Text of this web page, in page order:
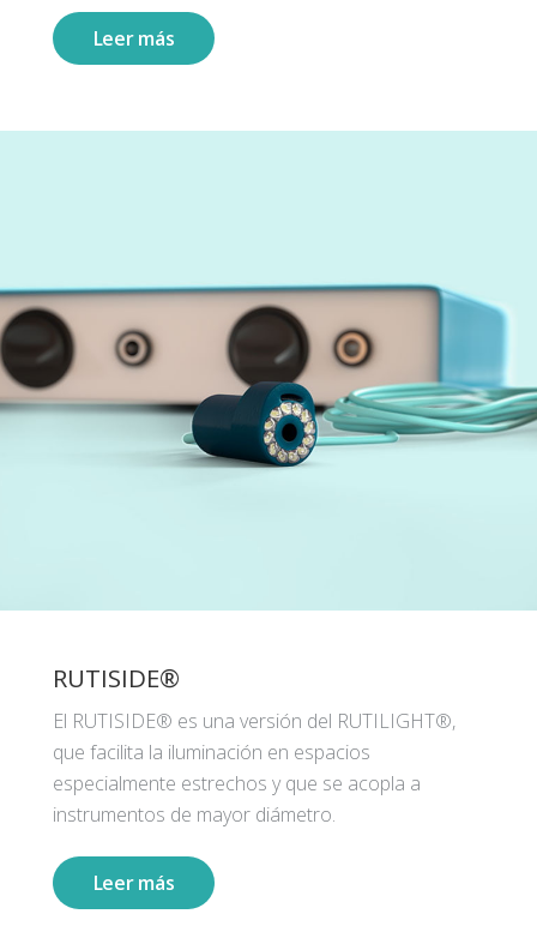
Leer más
RUTISIDE®
El RUTISIDE® es una versión del RUTILIGHT®,
que facilita la iluminación en espacios
especialmente estrechos y que se acopla a
instrumentos de mayor diámetro.
Leer más